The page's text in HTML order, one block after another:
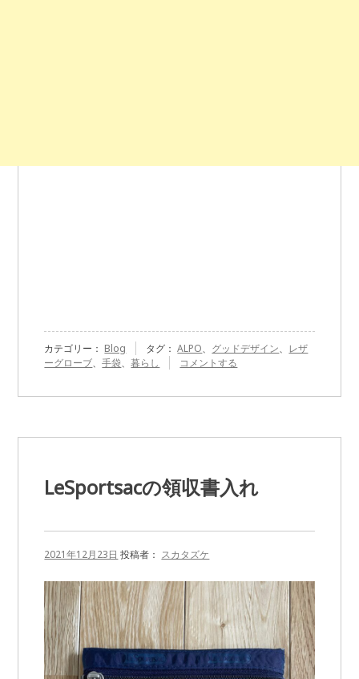
カテゴリー： Blog タグ：ALPO、 グッドデザイン、 レザ
ーグローブ、手袋、暮らし
『ALPO
グ
ブ』
に
コメントする
LeSportsacの領収書入れ
2021年12月23日 投稿者： スカタズケ